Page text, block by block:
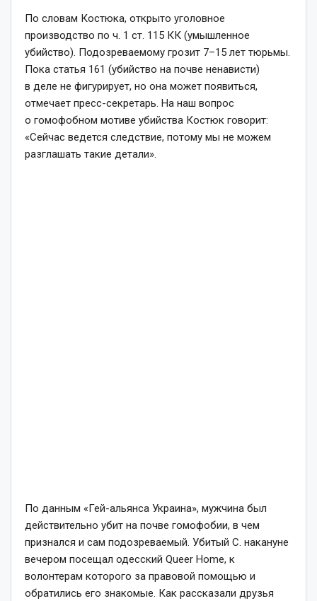
По словам Костюка, открыто уголовное
производство по ч. 1 ст. 115 КК (умышленное
убийство). Подозреваемому грозит 7–15 лет тюрьмы.
Пока статья 161 (убийство на почве ненависти)
в деле не фигурирует, но она может появиться,
отмечает пресс-секретарь. На наш вопрос
о гомофобном мотиве убийства Костюк говорит:
«Сейчас ведется следствие, потому мы не можем
разглашать такие детали».
По данным «Гей-альянса Украина», мужчина был
действительно убит на почве гомофобии, в чем
признался и сам подозреваемый. Убитый С. накануне
вечером посещал одесский Queer Home, к
волонтерам которого за правовой помощью и
обратились его знакомые. Как рассказали друзья